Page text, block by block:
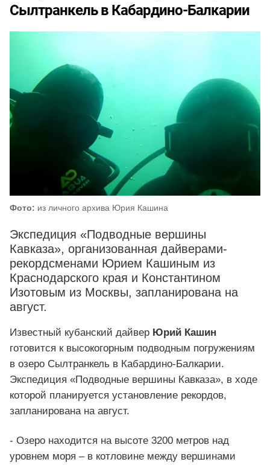
Сылтранкель в Кабардино-Балкарии
Фото: из личного архива Юрия Кашина
Экспедиция «Подводные вершины
Кавказа», организованная дайверами-
рекордсменами Юрием Кашиным из
Краснодарского края и Константином
Изотовым из Москвы, запланирована на
август.
Известный кубанский дайвер Юрий Кашин
готовится к высокогорным подводным погружениям
в озеро Сылтранкель в Кабардино-Балкарии.
Экспедиция «Подводные вершины Кавказа», в ходе
которой планируется установление рекордов,
запланирована на август.
- Озеро находится на высоте 3200 метров над
уровнем моря – в котловине между вершинами